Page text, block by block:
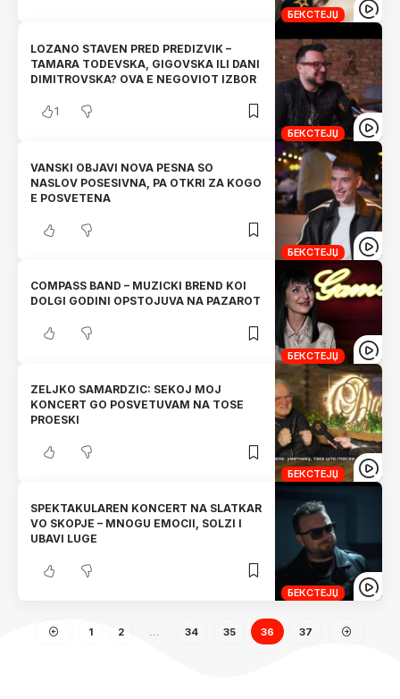
БЕКСТЕЈЏ
БЕКСТЕЈЏ
LOZANO STAVEN PRED PREDIZVIK –
TAMARA TODEVSKA, GIGOVSKA ILI DANI
DIMITROVSKA? OVA E NEGOVIOT IZBOR
1
БЕКСТЕЈЏ
VANSKI OBJAVI NOVA PESNA SO
NASLOV POSESIVNA, PA OTKRI ZA KOGO
E POSVETENA
БЕКСТЕЈЏ
COMPASS BAND – MUZICKI BREND KOI
DOLGI GODINI OPSTOJUVA NA PAZAROT
БЕКСТЕЈЏ
ZELJKO SAMARDZIC: SEKOJ MOJ
KONCERT GO POSVETUVAM NA TOSE
PROESKI
БЕКСТЕЈЏ
SPEKTAKULAREN KONCERT NA SLATKAR
VO SKOPJE – MNOGU EMOCII, SOLZI I
UBAVI LUGE
1 2 34 35 36 37